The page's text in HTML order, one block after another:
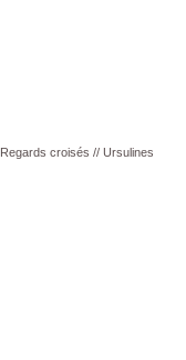
Regards croisés // Ursulines